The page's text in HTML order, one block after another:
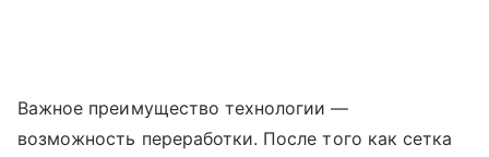
Важное преимущество технологии —
возможность переработки. После того как сетка